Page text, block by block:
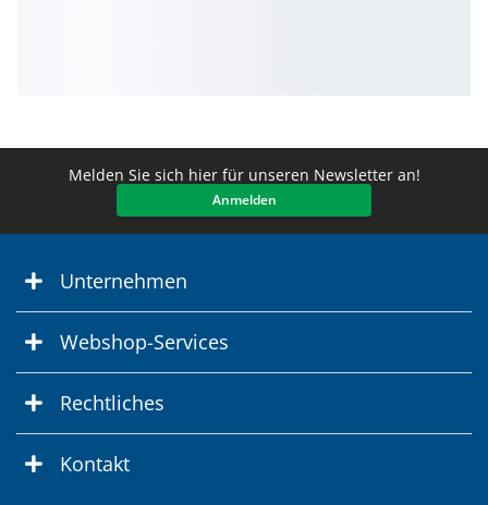
Melden Sie sich hier für unseren Newsletter an!
Anmelden
Unternehmen
Webshop-Services
Rechtliches
Kontakt